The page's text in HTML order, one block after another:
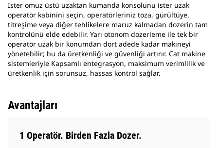
İster omuz üstü uzaktan kumanda konsolunu ister uzak
operatör kabinini seçin, operatörleriniz toza, gürültüye,
titreşime veya diğer tehlikelere maruz kalmadan dozerin tam
kontrolünü elde edebilir. Yarı otonom dozerleme ile tek bir
operatör uzak bir konumdan dört adede kadar makineyi
yönetebilir; bu da üretkenliği ve güvenliği artırır. Cat makine
sistemleriyle Kapsamlı entegrasyon, maksimum verimlilik ve
üretkenlik için sorunsuz, hassas kontrol sağlar.
Avantajları
1 Operatör. Birden Fazla Dozer.